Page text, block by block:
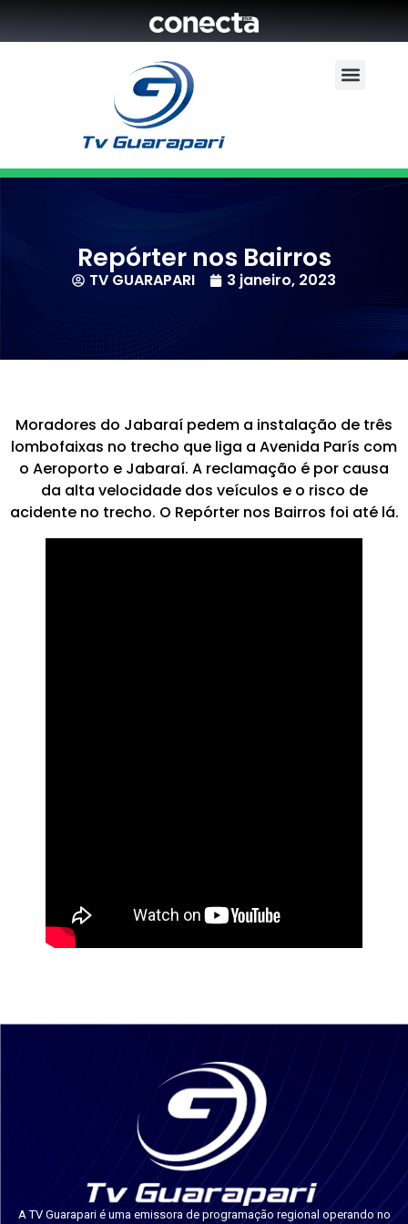
Repórter nos Bairros
TV GUARAPARI 3 janeiro, 2023
Moradores do Jabaraí pedem a instalação de três
lombofaixas no trecho que liga a Avenida París com
o Aeroporto e Jabaraí. A reclamação é por causa
da alta velocidade dos veículos e o risco de
acidente no trecho. O Repórter nos Bairros foi até lá.
A TV Guarapari é uma emissora de programação regional operando no